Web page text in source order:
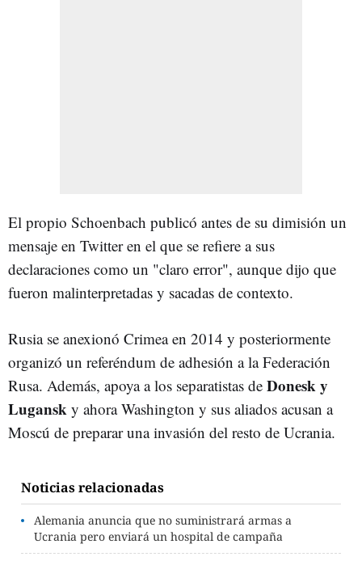
El propio Schoenbach publicó antes de su dimisión un
mensaje en Twitter en el que se refiere a sus
declaraciones como un "claro error", aunque dijo que
fueron malinterpretadas y sacadas de contexto.
Rusia se anexionó Crimea en 2014 y posteriormente
organizó un referéndum de adhesión a la Federación
Rusa. Además, apoya a los separatistas de Donesk y
Lugansk y ahora Washington y sus aliados acusan a
Moscú de preparar una invasión del resto de Ucrania.
Noticias relacionadas
Alemania anuncia que no suministrará armas a
Ucrania pero enviará un hospital de campaña